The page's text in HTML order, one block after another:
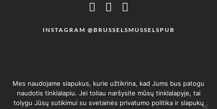
INSTAGRAM @BRUSSELSMUSSELSPUB
Mes naudojame slapukus, kurie užtikrina, kad Jums bus patogu
naudotis tinklalapiu. Jei toliau naršysite mūsų tinklalapyje, tai
tolygu Jūsų sutikimui su svetainės privatumo politika ir slapukų